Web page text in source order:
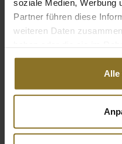
soziale Medien, Werbung
Partner führen diese
weiteren Daten
gesammelt haben.
Alle
Kunstleder
Reiche und